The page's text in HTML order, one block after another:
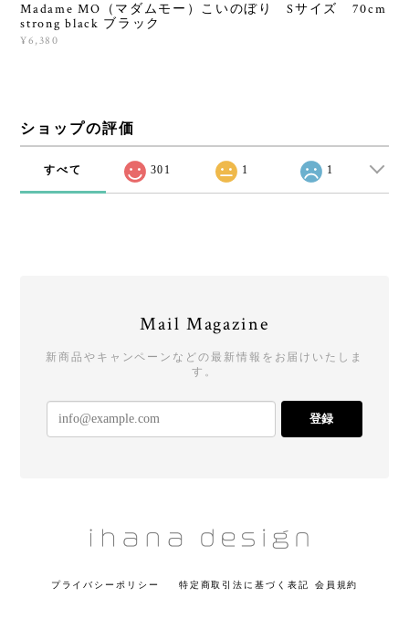
Madame MO（マダムモー）こいのぼり Sサイズ 70cm
strong black ブラック
¥6,380
ショップの評価
すべて 301 1 1
Mail Magazine
新商品やキャンペーンなどの最新情報をお届けいたしま
す。
登録
プライバシーポリシー 特定商取引法に基づく表記 会員規約